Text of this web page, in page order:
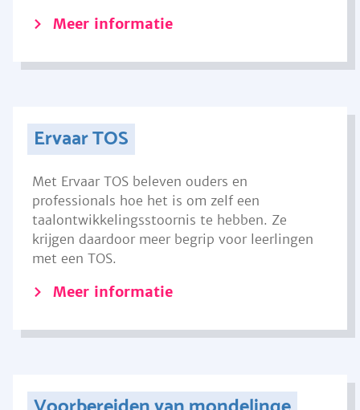
Meer informatie
Ervaar TOS
Met Ervaar TOS beleven ouders en
professionals hoe het is om zelf een
taalontwikkelingsstoornis te hebben. Ze
krijgen daardoor meer begrip voor leerlingen
met een TOS.
Meer informatie